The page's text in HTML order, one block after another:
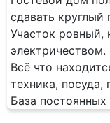
сдавать круглый
Участок ровный,
электричеством.
Всё что
техника, посуда,
База постоянных